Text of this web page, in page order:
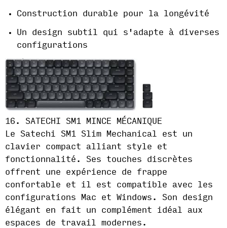
Construction durable pour la longévité
Un design subtil qui s'adapte à diverses
configurations
16. SATECHI SM1 MINCE MÉCANIQUE
Le Satechi SM1 Slim Mechanical est un
clavier compact alliant style et
fonctionnalité. Ses touches discrètes
offrent une expérience de frappe
confortable et il est compatible avec les
configurations Mac et Windows. Son design
élégant en fait un complément idéal aux
espaces de travail modernes.